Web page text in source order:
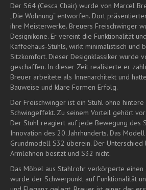
Der S64 (Cesca Chair) wurde von Marcel
„Die Wohnung“ entworfen. Dort
ihre Meisterwerke. Breuers Freischwinger
Designikone. Er vereint die Funktionalität
Kaffeehaus-Stuhls, wirkt minimalistisch und
Sitzkomfort. Dieser Designklassiker wurde
geschaffen. In dieser Zeit realisierte er
Breuer arbeitete als Innenarchitekt und
Bauweise und klare Formen Erfolg.
Der Freischwinger ist ein Stuhl ohne
Schwingeffekt. Zu seinem Vorteil gehört
Der Stuhl reagiert auf jede Bewegung des
Innovation des 20. Jahrhunderts. Das
Grundmodell S32 überein. Der Unterschied
Armlehnen besitzt und S32 nicht.
Das Möbel aus Stahlrohr verkörperte einen
wurde der Schwerpunkt auf Funktionalität